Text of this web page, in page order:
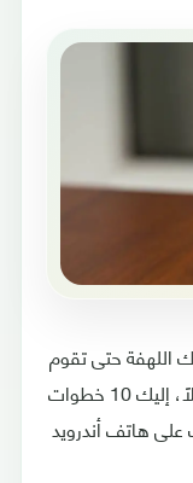
اللهفة حتى تقوم
بتشغيله والبدء باستخدامه، لكن تمهل قليلًا، إليك 10 خطوات
هاتف أندرويد